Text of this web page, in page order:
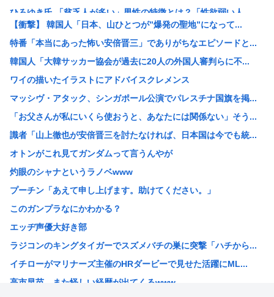
ひろゆき氏 「貧乏人が多い」男性の特徴とは？「性欲弱い人...
【悲報】17歳で無期懲役になった奴のご尊顔、ガチで怖い
【セール】牛丼！松屋の牛めし、豚めし、カレー、うなぎ、と...
【画像】快活CLUB、快活カレーを注文したのに快活カレー...
み い ちゃん枠審判員、大誤審の試合後涙ぐみながら謝罪
39独身女性ってもう人生詰んでんか？
【衝撃映像】インドの暴走族、レベチwww怖すぎる…
これどういうこと？池袋暴走事故の捜査陣営、飯塚幸三受刑者...
【悲報】 中国、橋の欄干が強風一発で粉々に 鉄筋ゼロ 当...
【画像】Hすぎるヒッチハイカー、見つかる
【くら寿司】アイドル「閉店間際、ネタの量バグ」←こんなこ...
【画像】SOD女子社員の休日デート、撮られるｗｗｗ
中国「大洪水！」三峡ダム「9門開放！（全力放流」中国都市...
高市総理「物価上昇を上回る賃上げを日本に定着させる」 →...
38歳格闘家さん「批判覚悟で言います。10代の彼女と結婚...
【衝撃】 韓国人「日本、山ひとつが”爆発の聖地”になって...
特番「本当にあった怖い安倍晋三」でありがちなエピソードと...
韓国人「大韓サッカー協会が過去に20人の外国人審判らに不...
ワイの描いたイラストにアドバイスクレメンス
マッシヴ・アタック、シンガポール公演でパレスチナ国旗を掲...
「お父さんが私にいくら使おうと、あなたには関係ない」そう...
識者「山上徹也が安倍晋三を討たなければ、日本国は今でも統...
オトンがこれ見てガンダムって言うんやが
灼眼のシャナというラノベwww
プーチン「あえて申し上げます。助けてください。」
このガンプラなにかわかる？
エッヂ声優大好き部
ラジコンのキングタイガーでスズメバチの巣に突撃「ハチから...
イチローがマリナーズ主催のHRダービーで見せた活躍にML...
高市早苗、また怪しい経歴が出てくるwww